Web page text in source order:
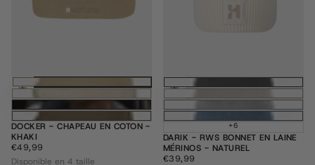
Choisissez des options
DOCKER - CHAPEAU EN COTON -
KHAKI
€49,99
PRIX
RÉGULIER
€49,99
Disponible en 4 taille
Ajouter au
+6
DARIK - RWS BONNET EN LAINE
MÉRINOS - NATUREL
€39,99
PRIX
€39,99